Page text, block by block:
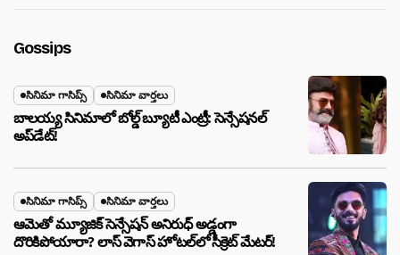
Gossips
సినిమా గాసిప్స్ సినిమా వార్తలు
బాలయ్య సినిమాలో బోల్డ్ బ్యూటీ ఎంట్రీ: సెన్సేషనల్
అప్‌డేట్!
సినిమా గాసిప్స్ సినిమా వార్తలు
ఆమెతో మ్యూజిక్ సెన్సేషన్ అనిరుధ్ అడ్డంగా
దొరికిపోయారా? లాస్ వెగాస్ హోటల్‌లో సీక్రెట్ మేటర్!